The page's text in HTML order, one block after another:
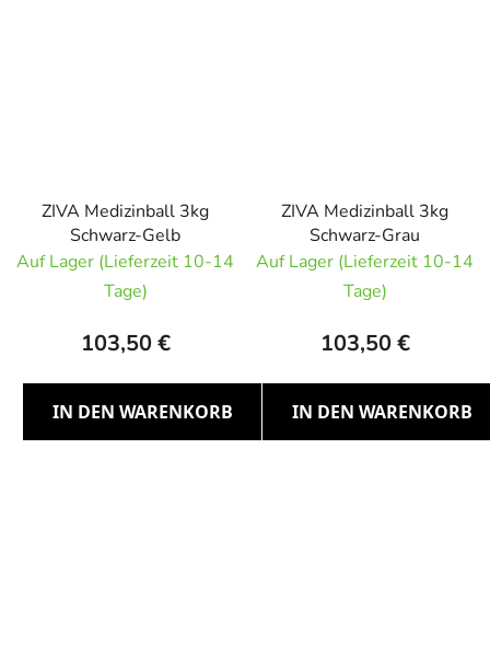
ZIVA Medizinball 3kg
Schwarz-Gelb
Auf Lager (Lieferzeit 10-14
Tage)
103,50 €
IN DEN WARENKORB
ZIVA Medizinball 3kg
Schwarz-Grau
Auf Lager (Lieferzeit 10-14
Tage)
103,50 €
IN DEN WARENKORB